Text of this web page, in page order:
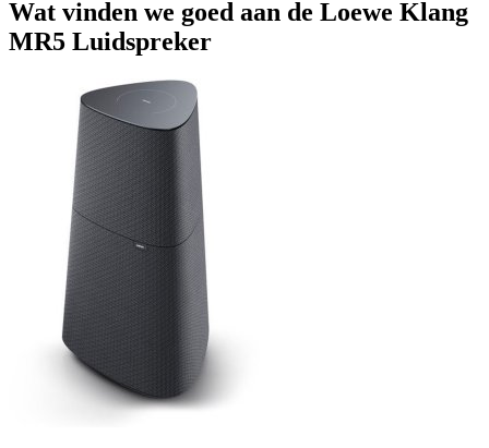
Wat vinden we goed aan de Loewe Klang
MR5 Luidspreker